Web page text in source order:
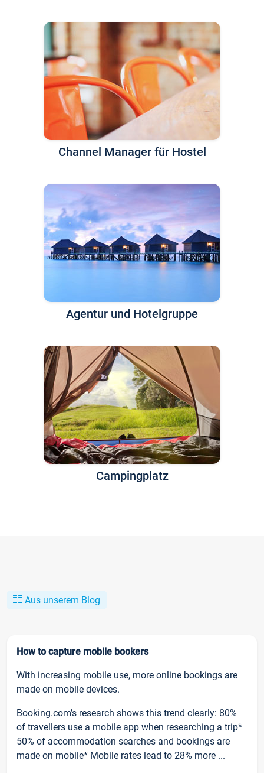
Channel Manager für Hostel
Agentur und Hotelgruppe
Campingplatz
Aus unserem Blog
How to capture mobile bookers
With increasing mobile use, more online bookings are
made on mobile devices.
Booking.com’s research shows this trend clearly: 80%
of travellers use a mobile app when researching a trip*
50% of accommodation searches and bookings are
made on mobile* Mobile rates lead to 28% more ...